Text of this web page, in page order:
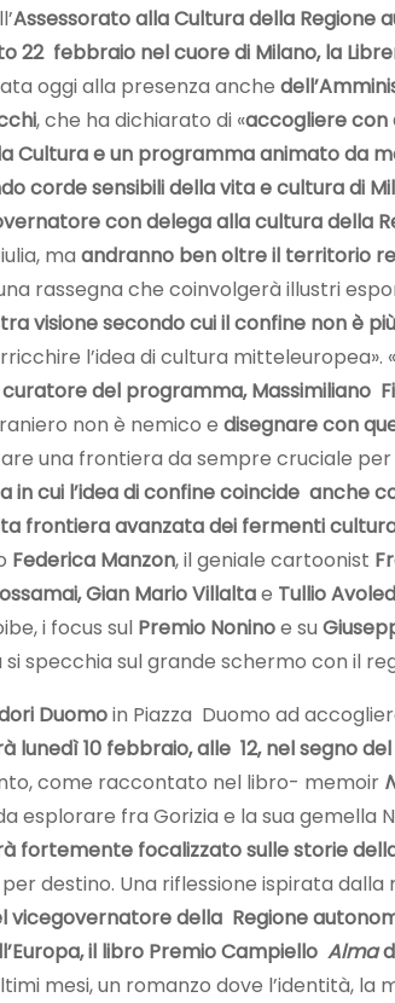
Assessorato alla Cultura della Regione
22 febbraio nel cuore di Milano, la
oggi alla presenza anche
, che ha dichiarato di «accogliere con
e un programma animato da
corde sensibili della vita e cultura di
con delega alla cultura della
ma andranno ben oltre il territorio
rassegna che coinvolgerà illustri
visione secondo cui il confine non è
l’idea di cultura mitteleuropea». «
del programma, Massimiliano
non è nemico e disegnare con
una frontiera da sempre cruciale
cui l’idea di confine coincide anche
frontiera avanzata dei fermenti
Federica Manzon, il geniale cartoonist
Gian Mario Villaltae Tullio
i focus sul Premio Noninoe su
specchia sul grande schermo con il
Duomoin Piazza Duomo ad
lunedì 10 febbraio, alle 12, nel segno
come raccontato nel libro- memoir
fra Gorizia e la sua gemella
fortemente focalizzato sulle storie
destino. Una riflessione ispirata
della Regione
il libro Premio Campiello Alma
mesi, un romanzo dove l’identità, la